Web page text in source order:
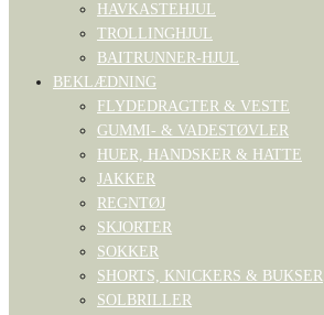
HAVKASTEHJUL
TROLLINGHJUL
BAITRUNNER-HJUL
BEKLÆDNING
FLYDEDRAGTER & VESTE
GUMMI- & VADESTØVLER
HUER, HANDSKER & HATTE
JAKKER
REGNTØJ
SKJORTER
SOKKER
SHORTS, KNICKERS & BUKSER
SOLBRILLER